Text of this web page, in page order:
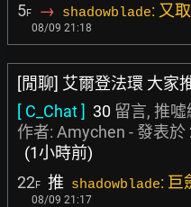
5F → shadowblade: 又
08/09 21:18
[閒聊] 艾爾登法環 大家
[ C_Chat ] 30 留言, 推噓
作者: Amychen - 發表於
(1小時前)
22F 推 shadowblade: 巨
08/09 21:17